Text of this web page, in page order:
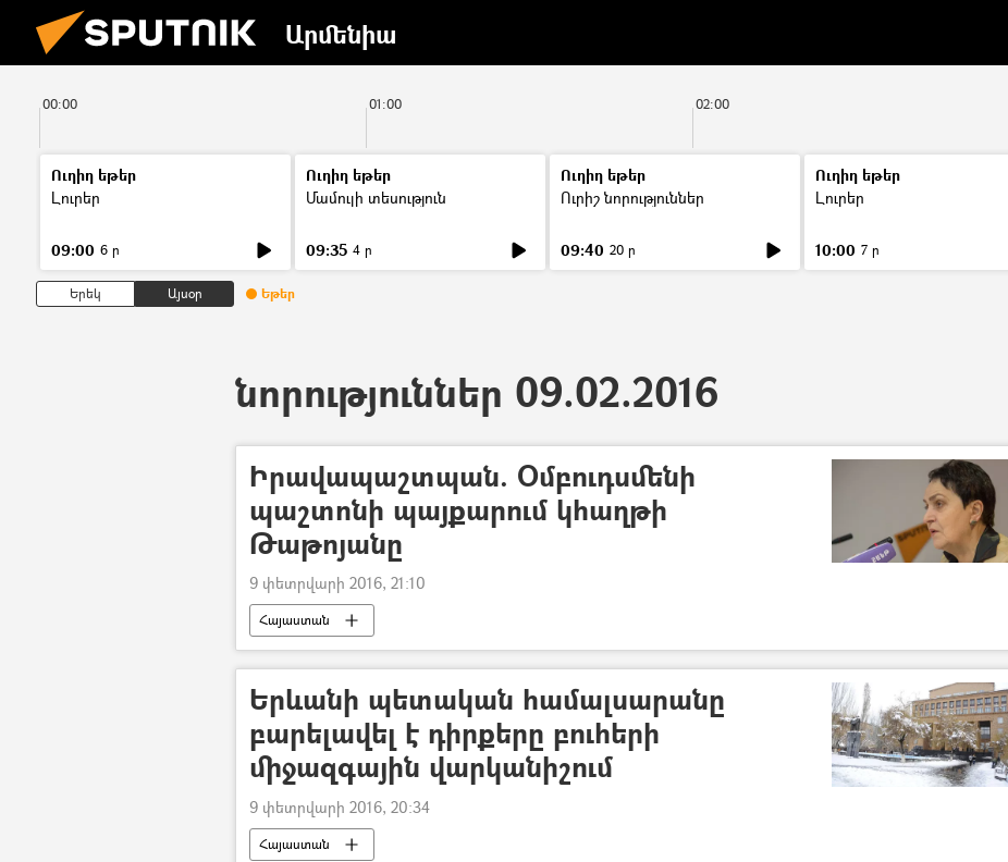
Արմենիա
00:00 01:00 02:00
Ուղիղ եթեր
Լուրեր
09:00 6 ր
Ուղիղ եթեր
Մամուլի տեսություն
09:35 4 ր
Ուղիղ եթեր
Ուրիշ նորություններ
09:40 20 ր
Ուղիղ եթեր
Լուրեր
10:00 7 ր
Երեկ Այսօր Եթեր
նորություններ 09.02.2016
Իրավապաշտպան. Օմբուդսմենի
պաշտոնի պայքարում կհաղթի
Թաթոյանը
9 փետրվարի 2016, 21:10
Հայաստան
Երևանի պետական համալսարանը
բարելավել է դիրքերը բուհերի
միջազգային վարկանիշում
9 փետրվարի 2016, 20:34
Հայաստան